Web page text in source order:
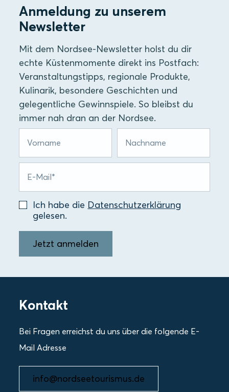
Anmeldung zu unserem
Newsletter
Mit dem Nordsee-Newsletter holst du dir
echte Küstenmomente direkt ins Postfach:
Veranstaltungstipps, regionale Produkte,
Kulinarik, besondere Geschichten und
gelegentliche Gewinnspiele. So bleibst du
immer nah dran an der Nordsee.
Ich habe die Datenschutzerklärung
gelesen.
Jetzt anmelden
Kontakt
Bei Fragen erreichst du uns über die folgende E-
Mail Adresse
info@nordseetourismus.de